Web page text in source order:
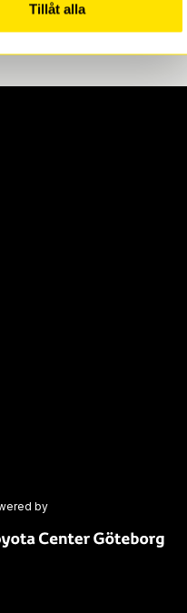
Tillåt alla
by